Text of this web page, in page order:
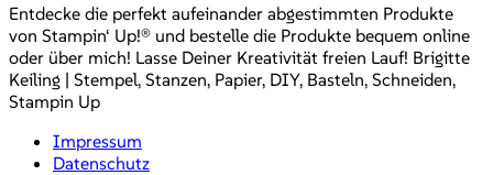
Entdecke die perfekt aufeinander abgestimmten Produkte
von Stampin‘ Up!® und bestelle die Produkte bequem online
oder über mich! Lasse Deiner Kreativität freien Lauf! Brigitte
Keiling | Stempel, Stanzen, Papier, DIY, Basteln, Schneiden,
Stampin Up
Impressum
Datenschutz